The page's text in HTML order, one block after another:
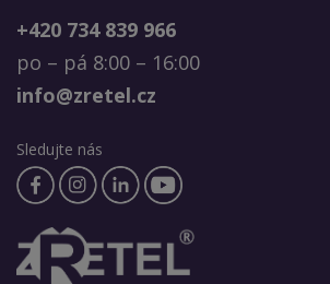
+420 734 839 966
po – pá 8:00 – 16:00
info@zretel.cz
Sledujte nás